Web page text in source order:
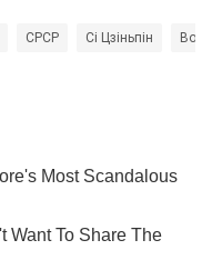
СРСР Сі Цзіньпін